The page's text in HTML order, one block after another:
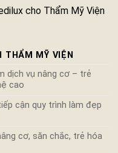
cho Thẩm Mỹ Viện
THẨM MỸ VIỆN
dịch vụ nâng cơ – trẻ
cao
cận quy trình làm đẹp
cơ, săn chắc, trẻ hóa